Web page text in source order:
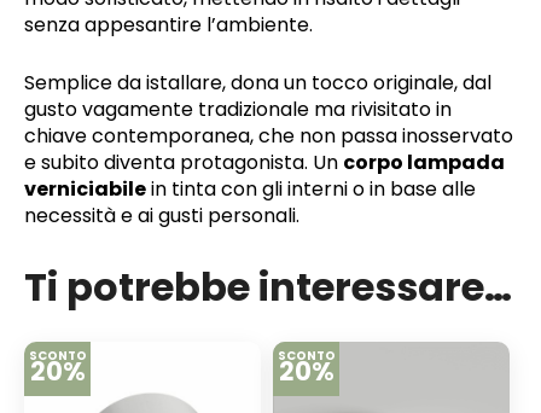
senza appesantire l’ambiente.
Semplice da istallare, dona un tocco originale, dal
gusto vagamente tradizionale ma rivisitato in
chiave contemporanea, che non passa inosservato
e subito diventa protagonista. Un corpo lampada
verniciabilein tinta con gli interni o in base alle
necessità e ai gusti personali.
Ti potrebbe interessare…
SCONTO
20% SCONTO
20%